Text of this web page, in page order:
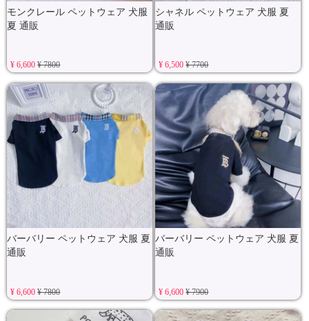
モンクレール ペットウェア 犬服
夏 通販
¥ 6,600¥ 7800
シャネル ペットウェア 犬服 夏
通販
¥ 6,500¥ 7700
バーバリー ペットウェア 犬服 夏
通販
¥ 6,600¥ 7800
バーバリー ペットウェア 犬服 夏
通販
¥ 6,600¥ 7900